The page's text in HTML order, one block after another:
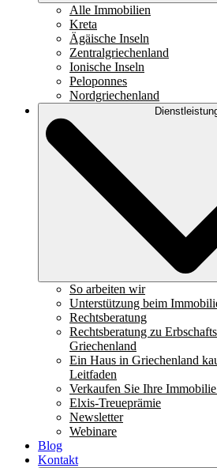
Alle Immobilien
Kreta
Ägäische Inseln
Zentralgriechenland
Ionische Inseln
Peloponnes
Nordgriechenland
So arbeiten wir
Unterstützung beim
Rechtsberatung
Rechtsberatung zu
Griechenland
Ein Haus in Griechenland
Leitfaden
Verkaufen Sie Ihre
Elxis-Treueprämie
Newsletter
Webinare
Blog
Kontakt